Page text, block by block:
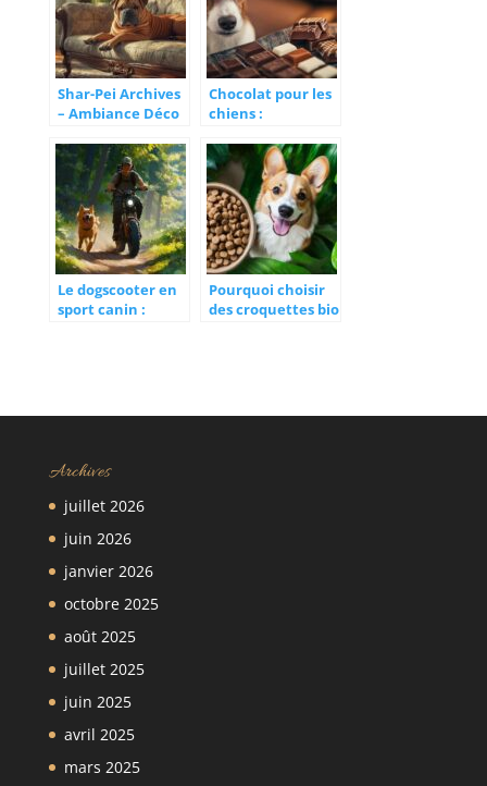
Shar-Pei Archives
– Ambiance Déco
pour un intérieur
adapté à votre
chien ridé
Chocolat pour les
chiens :
réflexes qui
sauvent en cas
d’accident
Le dogscooter en
sport canin :
Pourquoi choisir
des croquettes bio
Archives
juillet 2026
juin 2026
janvier 2026
octobre 2025
août 2025
juillet 2025
juin 2025
avril 2025
mars 2025